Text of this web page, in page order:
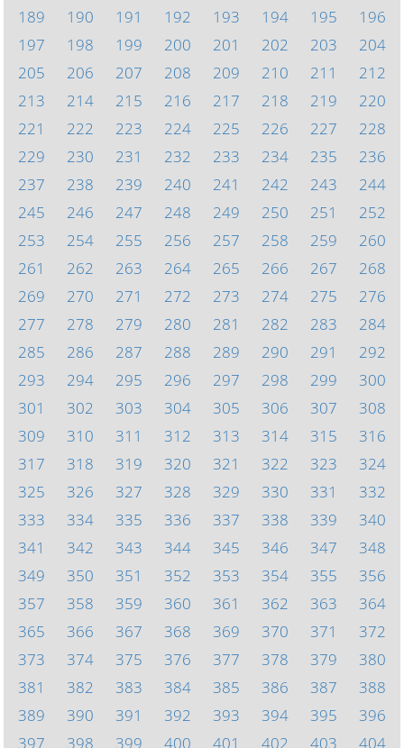
189
190 191 192 193 194 195
196
197
198 199 200 201 202 203
204
205
206 207 208 209 210 211
212
213
214 215 216 217 218 219
220
221
222 223 224 225 226 227
228
229
230 231 232 233 234 235
236
237
238 239 240 241 242 243
244
245
246 247 248 249 250 251
252
253
254 255 256 257 258 259
260
261
262 263 264 265 266 267
268
269
270 271 272 273 274 275
276
277
278 279 280 281 282 283
284
285
286 287 288 289 290 291
292
293
294 295 296 297 298 299
300
301
302 303 304 305 306 307
308
309
310 311 312 313 314 315
316
317
318 319 320 321 322 323
324
325
326 327 328 329 330 331
332
333
334 335 336 337 338 339
340
341
342 343 344 345 346 347
348
349
350 351 352 353 354 355
356
357
358 359 360 361 362 363
364
365
366 367 368 369 370 371
372
373
374 375 376 377 378 379
380
381
382 383 384 385 386 387
388
389
390 391 392 393 394 395
396
397
398 399 400 401 402 403 404